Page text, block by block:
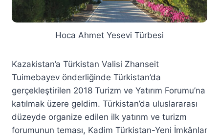
Hoca Ahmet Yesevi Türbesi
Kazakistan’a Türkistan Valisi Zhanseit
Tuimebayev önderliğinde Türkistan’da
gerçekleştirilen 2018 Turizm ve Yatırım Forumu’na
katılmak üzere geldim. Türkistan’da uluslararası
düzeyde organize edilen ilk yatırım ve turizm
forumunun teması, Kadim Türkistan-Yeni İmkânlar